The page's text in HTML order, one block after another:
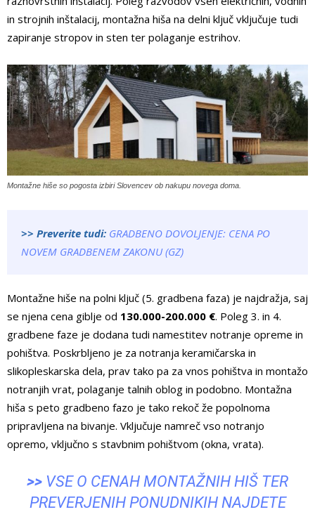
in strojnih inštalacij, montažna hiša na delni ključ vključuje tudi
zapiranje stropov in sten ter polaganje estrihov.
Montažne hiše so pogosta izbiri Slovencev ob nakupu novega doma.
>> Preverite tudi: GRADBENO DOVOLJENJE: CENA PO
NOVEM GRADBENEM ZAKONU (GZ)
Montažne hiše na polni ključ (5. gradbena faza) je najdražja, saj
se njena cena giblje od 130.000-200.000 €. Poleg 3. in 4.
gradbene faze je dodana tudi namestitev notranje opreme in
pohištva. Poskrbljeno je za notranja keramičarska in
slikopleskarska dela, prav tako pa za vnos pohištva in montažo
notranjih vrat, polaganje talnih oblog in podobno. Montažna
hiša s peto gradbeno fazo je tako rekoč že popolnoma
pripravljena na bivanje. Vključuje namreč vso notranjo
opremo, vključno s stavbnim pohištvom (okna, vrata).
>> VSE O CENAH MONTAŽNIH HIŠ TER
PREVERJENIH PONUDNIKIH NAJDETE